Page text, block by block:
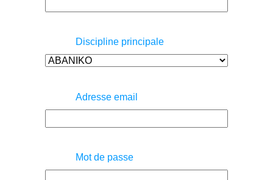
Discipline principale
Adresse email
Mot de passe